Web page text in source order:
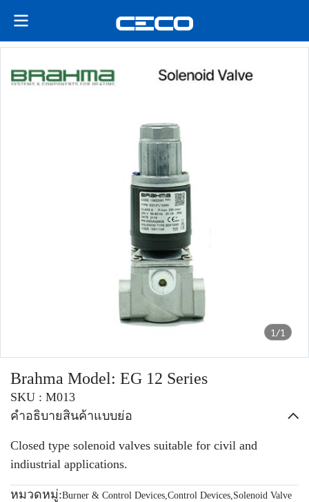
1/1
Brahma Model: EG 12 Series
SKU : M013
คำอธิบายสินค้าแบบย่อ
Closed type solenoid valves suitable for civil and
indiustrial applications.
หมวดหมู่:Burner & Control Devices,Control Devices,Solenoid Valve